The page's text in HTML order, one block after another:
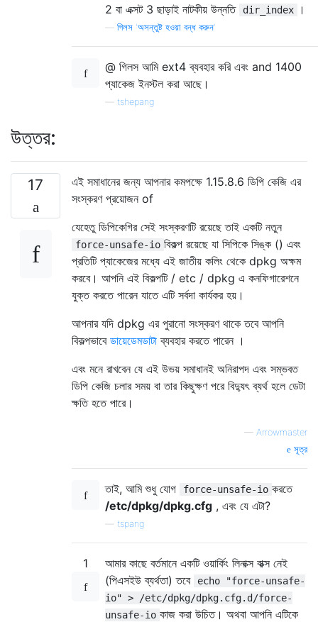
2 বা এক্সট 3 ছাড়াই নাটকীয় উন্নতি
dir_index ।
গিলস 'অসন্তুষ্ট হওয়া বন্ধ করুন'
@ গিলস আমি ext4 ব্যবহার করি এবং and 1400
প্যাকেজ ইনস্টল করা আছে।
tshepang
উত্তর:
17
এই সমাধানের জন্য আপনার কমপক্ষে 1.15.8.6 ডিপি কেজি এর
সংস্করণ প্রয়োজন of
যেহেতু ডিপিকেগির সেই সংস্করণটি রয়েছে তাই একটি নতুন
force-unsafe-io বিকল্প রয়েছে যা সিপিকে সিঙ্ক () এবং
প্রতিটি প্যাকেজের মধ্যে এই জাতীয় কলিং থেকে dpkg অক্ষম
করবে। আপনি এই বিকল্পটি / etc / dpkg এ কনফিগারেশনে
যুক্ত করতে পারেন যাতে এটি সর্বদা কার্যকর হয়।
আপনার যদি dpkg এর পুরানো সংস্করণ থাকে তবে আপনি
বিকল্পভাবে ডায়েডেমডাটা ব্যবহার করতে পারেন ।
এবং মনে রাখবেন যে এই উভয় সমাধানই অনিরাপদ এবং সম্ভবত
ডিপি কেজি চলার সময় বা তার কিছুক্ষণ পরে বিদ্যুৎ ব্যর্থ হলে ডেটা
ক্ষতি হতে পারে।
— Arrowmaster
সূত্র
তাই, আমি শুধু যোগ force-unsafe-io করতে
/etc/dpkg/dpkg.cfg , এবং যে এটা?
tspang
1
আমার কাছে বর্তমানে একটি ওয়ার্কিং লিনাক্স বাক্স নেই
(পিএসইউ ব্যর্থতা) তবে
echo "force-unsafe-
io" > /etc/dpkg/dpkg.cfg.d/force-
unsafe-io কাজ করা উচিত। অথবা আপনি এটিকে